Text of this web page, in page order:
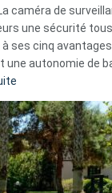
données
menace
Facebook,
Telegram
GitHub
caméra de
une sécurité
ses cinq avantages
une autonomie de
Comment
choisir
une
caméra
de
surveillance